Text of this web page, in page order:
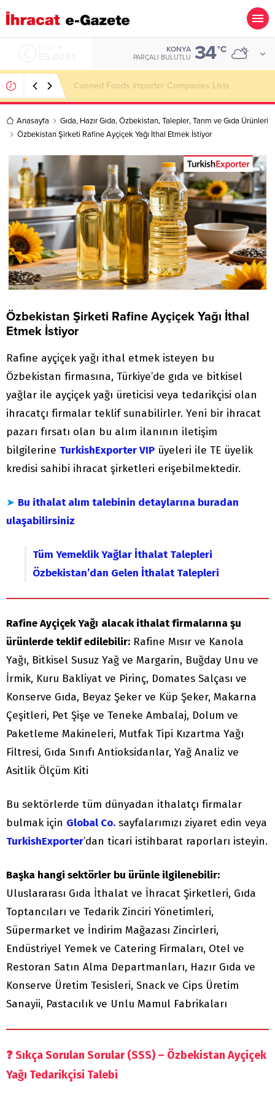
KONYA
PARÇALI BULUTLU 34°C
Steel Doors Importer Companies Lists
Anasayfa Gıda, Hazır Gıda,Özbekistan,Talepler,Tarım ve Gıda Ürünleri
Özbekistan Şirketi Rafine Ayçiçek Yağı İthal Etmek İstiyor
Özbekistan Şirketi Rafine Ayçiçek Yağı İthal
Etmek İstiyor
Rafine ayçiçek yağı ithal etmek isteyen bu
Özbekistan firmasına, Türkiye’de gıda ve bitkisel
yağlar ile ayçiçek yağı üreticisi veya tedarikçisi olan
ihracatçı firmalar teklif sunabilirler. Yeni bir ihracat
pazarı fırsatı olan bu alım ilanının iletişim
bilgilerine TurkishExporter VIP üyeleri ile TE üyelik
kredisi sahibi ihracat şirketleri erişebilmektedir.
➤ Bu ithalat alım talebinin detaylarına buradan
ulaşabilirsiniz
Tüm Yemeklik Yağlar İthalat Talepleri
Özbekistan’dan Gelen İthalat Talepleri
Rafine Ayçiçek Yağı alacak ithalat firmalarına şu
ürünlerde teklif edilebilir: Rafine Mısır ve Kanola
Yağı, Bitkisel Susuz Yağ ve Margarin, Buğday Unu ve
İrmik, Kuru Bakliyat ve Pirinç, Domates Salçası ve
Konserve Gıda, Beyaz Şeker ve Küp Şeker, Makarna
Çeşitleri, Pet Şişe ve Teneke Ambalaj, Dolum ve
Paketleme Makineleri, Mutfak Tipi Kızartma Yağı
Filtresi, Gıda Sınıfı Antioksidanlar, Yağ Analiz ve
Asitlik Ölçüm Kiti
Bu sektörlerde tüm dünyadan ithalatçı firmalar
bulmak için Global Co. sayfalarımızı ziyaret edin veya
TurkishExporter’dan ticari istihbarat raporları isteyin.
Başka hangi sektörler bu ürünle ilgilenebilir:
Uluslararası Gıda İthalat ve İhracat Şirketleri, Gıda
Toptancıları ve Tedarik Zinciri Yönetimleri,
Süpermarket ve İndirim Mağazası Zincirleri,
Endüstriyel Yemek ve Catering Firmaları, Otel ve
Restoran Satın Alma Departmanları, Hazır Gıda ve
Konserve Üretim Tesisleri, Snack ve Cips Üretim
Sanayii, Pastacılık ve Unlu Mamul Fabrikaları
❓Sıkça Sorulan Sorular (SSS) – Özbekistan Ayçiçek
Yağı Tedarikçisi Talebi